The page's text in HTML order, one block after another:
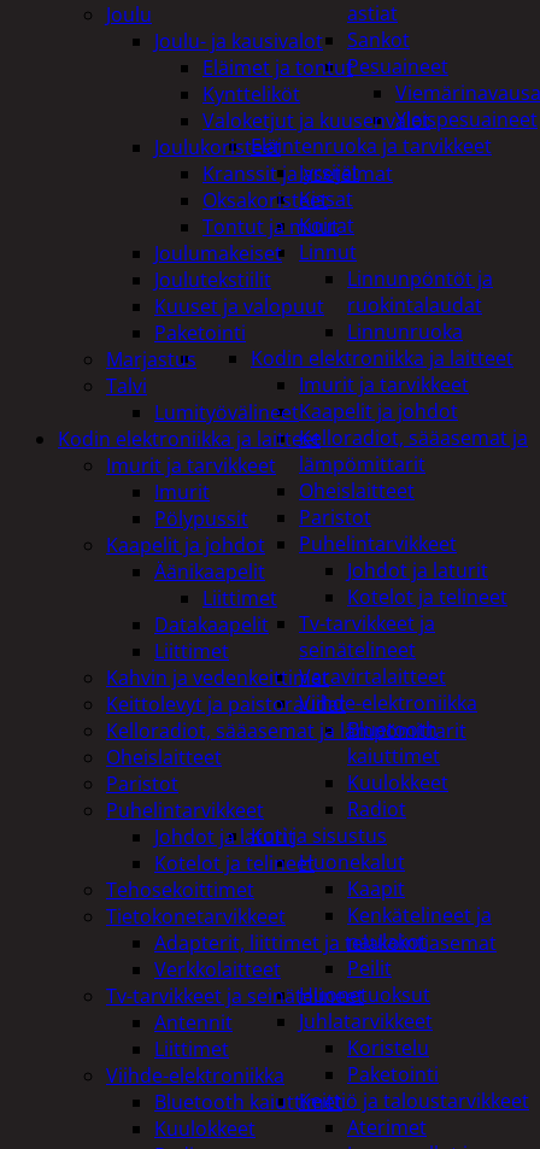
astiat
Sankot
Pesuaineet
Yleispesuaineet
Eläintenruoka ja tarvikkeet
Jyrsijät
Kissat
Koirat
Linnut
Linnunpöntöt ja
ruokintalaudat
Linnunruoka
Kodin elektroniikka ja laitteet
Imurit ja tarvikkeet
Kaapelit ja johdot
Kelloradiot, sääasemat ja
lämpömittarit
Oheislaitteet
Paristot
Puhelintarvikkeet
Johdot ja laturit
Kotelot ja telineet
Tv-tarvikkeet ja
seinätelineet
Varavirtalaitteet
Viihde-elektroniikka
Bluetooth
kaiuttimet
Kuulokkeet
Radiot
Koti ja sisustus
Huonekalut
Kaapit
Kenkätelineet ja
naulakot
Peilit
Huonetuoksut
Juhlatarvikkeet
Koristelu
Paketointi
Keittiö ja taloustarvikkeet
Aterimet
Joulu
Joulu- ja kausivalot
Eläimet ja tontut
Kyntteliköt
Valoketjut ja kuusenvalot
Joulukoristeet
Kranssit ja asetelmat
Oksakoristeet
Tontut ja muut
Joulumakeiset
Joulutekstiilit
Kuuset ja valopuut
Paketointi
Marjastus
Talvi
Lumityövälineet
Kodin elektroniikka ja laitteet
Imurit ja tarvikkeet
Imurit
Pölypussit
Kaapelit ja johdot
Äänikaapelit
Liittimet
Datakaapelit
Liittimet
Kahvin ja vedenkeittimet
Keittolevyt ja paistoraudat
Kelloradiot, sääasemat ja lämpömittarit
Oheislaitteet
Paristot
Puhelintarvikkeet
Johdot ja laturit
Kotelot ja telineet
Tehosekoittimet
Tietokonetarvikkeet
Adapterit, liittimet ja telakointiasemat
Verkkolaitteet
Tv-tarvikkeet ja seinätelineet
Antennit
Liittimet
Viihde-elektroniikka
Bluetooth kaiuttimet
Kuulokkeet